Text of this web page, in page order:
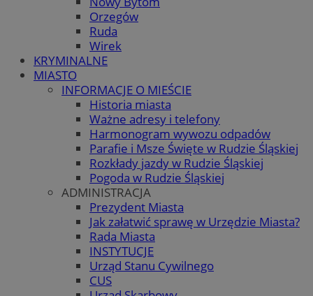
Orzegów
Ruda
Wirek
KRYMINALNE
MIASTO
INFORMACJE O MIEŚCIE
Historia miasta
Ważne adresy i telefony
Harmonogram wywozu odpadów
Parafie i Msze Święte w Rudzie Śląskiej
Rozkłady jazdy w Rudzie Śląskiej
Pogoda w Rudzie Śląskiej
ADMINISTRACJA
Prezydent Miasta
Jak załatwić sprawę w Urzędzie Miasta?
Rada Miasta
INSTYTUCJE
Urząd Stanu Cywilnego
CUS